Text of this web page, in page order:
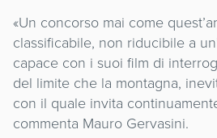
«Un concorso mai come
classificabile, non riducibile a
capace con i suoi film di
del limite che la montagna,
con il quale invita
commenta Mauro Gervasini.